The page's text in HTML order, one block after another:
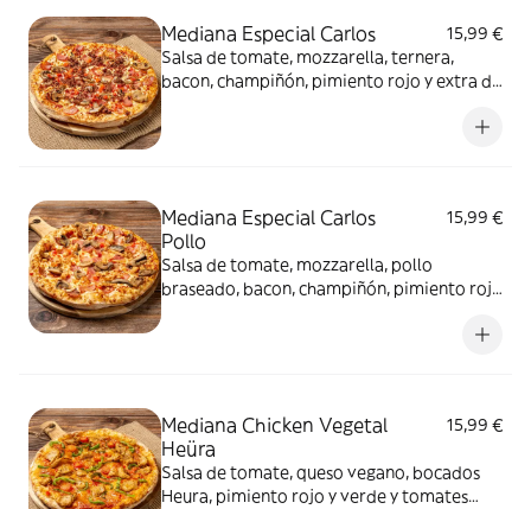
Mediana Especial Carlos
15,99 €
Salsa de tomate, mozzarella, ternera,
bacon, champiñón, pimiento rojo y extra de
Mediana Especial Carlos
Pollo
15,99 €
Salsa de tomate, mozzarella, pollo
braseado, bacon, champiñón, pimiento rojo
Mediana Chicken Vegetal
Heüra
15,99 €
Salsa de tomate, queso vegano, bocados
Heura, pimiento rojo y verde y tomates